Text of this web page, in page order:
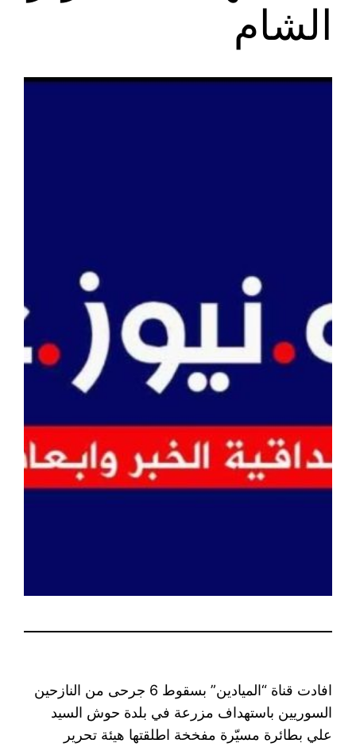
الشام
افادت قناة “الميادين” بسقوط 6 جرحى من النازحين
السوريين باستهداف مزرعة في بلدة حوش السيد
علي بطائرة مسيّرة مفخخة اطلقتها هيئة تحرير